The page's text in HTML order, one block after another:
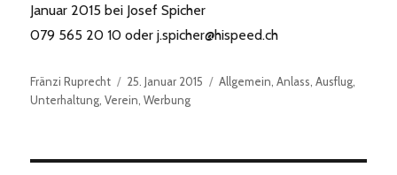
Januar 2015 bei Josef Spicher
079 565 20 10 oder j.spicher@hispeed.ch
Autor
Fränzi Ruprecht
Veröffentlicht
am
25. Januar 2015 Kategorien
Allgemein ,Anlass ,Ausflug
Unterhaltung ,Verein ,Werbung